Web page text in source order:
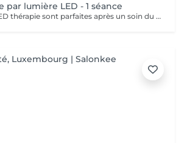
par lumière LED - 1 séance
Les séances de LED thérapie sont parfaites après un soin du visage complet ou ponctuellement, 1 à 2 fois par semaine. Pour un soin anti-âge, la couleur à privilégier est le rouge, elle peut réduire l'inflammation, stimuler la production de collagène et renforcer la peau. La lumière bleue a des propriétés antibactériennes qui préviennent les éruptions cutanées et peut aider à lutter contre l'acné et les dermatoses. La lumière verte dite anti-taches : elle aide à réduire la production de mélanine à l'origine des tâches brunes et cernes hyperpigmentés, tout en calmant la rosacée responsable de rougeurs. La lumière jaune calme les rougeurs, elle améliore la circulation sanguine et lymphatique et a ainsi un effet drainant, anti-oedème. Les séances sont totalement indolores, il n'y a aucune suite et au contraire, la séance est un moment de détente et de relaxation aux vertus anti-inflammatoire et anti-douleurs. Contres indications : Les peaux blessées, brûlées ou irritées Les maladies auto-immunes Epilepsie Port d'un pace maker ou autres implants actifs Grossesse Traitement à base de médicaments photo-sensibilisants